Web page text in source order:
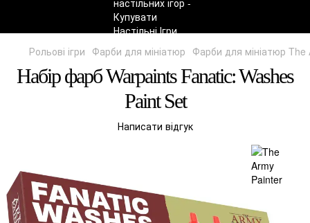
Рольові ігри Фарби для мініатюр Фарби для мініатюр The
Набір фарб Warpaints Fanatic: Washes
Paint Set
Написати відгук